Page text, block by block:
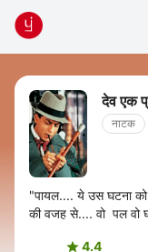
देव एक
नाटक
"पायल.... ये उस घटना
की वजह से.... वो पल वो
4.4